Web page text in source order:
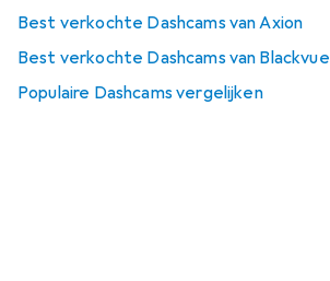
Best verkochte Dashcams van Axion
Best verkochte Dashcams van Blackvue
Populaire Dashcams vergelijken